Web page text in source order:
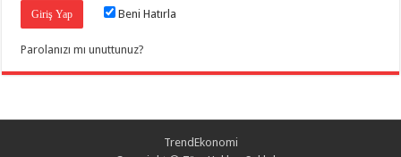
Beni Hatırla
Parolanızı mı unuttunuz?
TrendEkonomi